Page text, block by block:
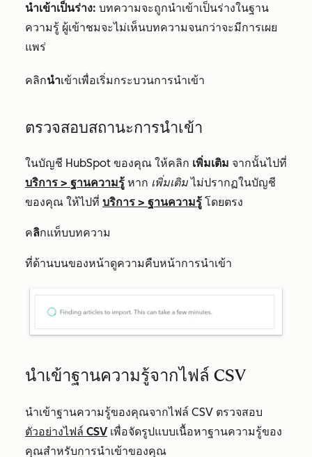
นำเข้าเป็นร่าง: บทความจะถูกนำเข้าเป็นร่างในฐาน
ความรู้ ผู้เข้าชมจะไม่เห็นบทความจนกว่าจะมีการเผย
แพร่
คลิกนำเข้าเพื่อเริ่มกระบวนการนำเข้า
ตรวจสอบสถานะการนำเข้า
ในบัญชี HubSpot ของคุณ ให้คลิก เพิ่มเติม จากนั้นไปที่
บริการ > ฐานความรู้ หาก เพิ่มเติมไม่ปรากฏในบัญชี
ของคุณ ให้ไปที่ บริการ > ฐานความรู้ โดยตรง
คลิกแท็บบทความ
ที่ด้านบนของหน้าดูความคืบหน้าการนำเข้า
นำเข้าฐานความรู้จากไฟล์ CSV
นำเข้าฐานความรู้ของคุณจากไฟล์ CSV ตรวจสอบ
ตัวอย่างไฟล์ CSV เพื่อจัดรูปแบบเนื้อหาฐานความรู้ของ
คุณสำหรับการนำเข้าของคุณ